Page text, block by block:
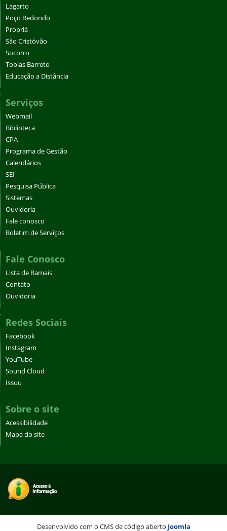
Lagarto
Poço Redondo
Propriá
São Cristóvão
Socorro
Tobias Barreto
Educação a Distância
Serviços
Webmail
Biblioteca
CPA
Programa de Gestão
Calendários
SEI
Pesquisa Pública
Sistemas
Ouvidoria
Fale conosco
Boletim de Serviços
Fale Conosco
Lista de Ramais
Contato
Ouvidoria
Redes Sociais
Facebook
Instagram
YouTube
Sound Cloud
Issuu
Sobre o site
Acessibilidade
Mapa do site
Desenvolvido com o CMS de código aberto Joomla